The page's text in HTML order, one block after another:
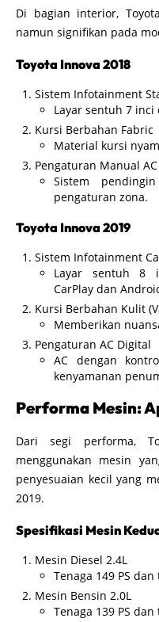
Di bagian interior,
namun signifikan pada
Toyota Innova 2018
Sistem Infotainment
Layar sentuh 7
Kursi Berbahan Fabric
Material kursi
Pengaturan Manual AC
Sistem
pengaturan zona.
Toyota Innova 2019
Sistem Infotainment
Layar sentuh 8
CarPlay dan
Kursi Berbahan Kulit
Memberikan
Pengaturan AC Digital
AC dengan
kenyamanan
Performa Mesin:
Dari segi performa,
menggunakan mesin
penyesuaian kecil yang
2019.
Spesifikasi Mesin
Mesin Diesel 2.4L
Tenaga 149 PS
Mesin Bensin 2.0L
Tenaga 139 PS